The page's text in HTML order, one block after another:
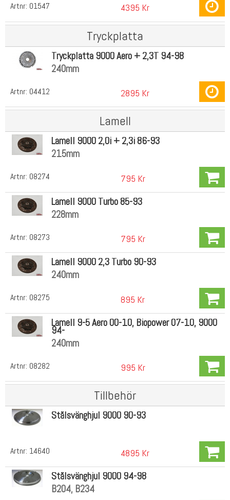
Artnr: 01547 4395 Kr
Tryckplatta
Artnr: 04412
Tryckplatta 9000 Aero + 2,3T 94-98
240mm
2895 Kr
Lamell
Artnr: 08274
Lamell 9000 2,0i + 2,3i 86-93
215mm
795 Kr
Artnr: 08273
Lamell 9000 Turbo 85-93
228mm
795 Kr
Artnr: 08275
Lamell 9000 2,3 Turbo 90-93
240mm
895 Kr
Artnr: 08282
Lamell 9-5 Aero 00-10, Biopower 07-10, 9000
94-
240mm
995 Kr
Tillbehör
Artnr: 14640
Stålsvänghjul 9000 90-93
4895 Kr
Stålsvänghjul 9000 94-98
B204, B234